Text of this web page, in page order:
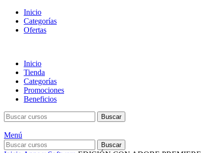
Inicio
Categorías
Ofertas
Inicio
Tienda
Categorías
Promociones
Beneficios
Buscar
Menú
Buscar